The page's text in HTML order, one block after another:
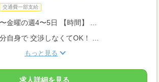
交通費一部支給
金曜の週4〜5日 【時間】 ...
自身で 交渉しなくてOK！ ...
もっと見る
求人詳細を見る